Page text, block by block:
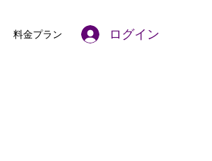
料金プラン ログイン